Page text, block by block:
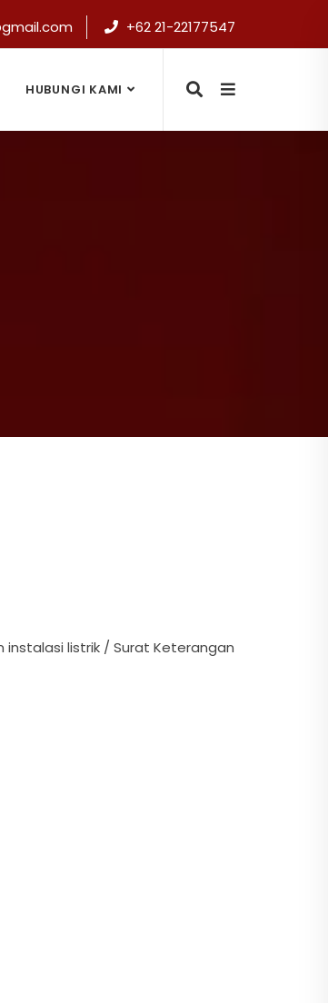
+62 21-22177547
HUBUNGI KAMI
listrik / Surat Keterangan